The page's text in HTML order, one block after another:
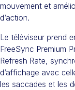
mouvement et
d’action.
Le téléviseur prend
FreeSync Premium
Refresh Rate,
d’affichage avec
les saccades et les